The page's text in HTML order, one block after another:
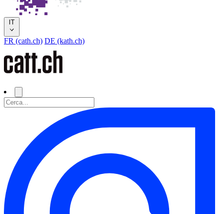
IT
FR (cath.ch) DE (kath.ch)